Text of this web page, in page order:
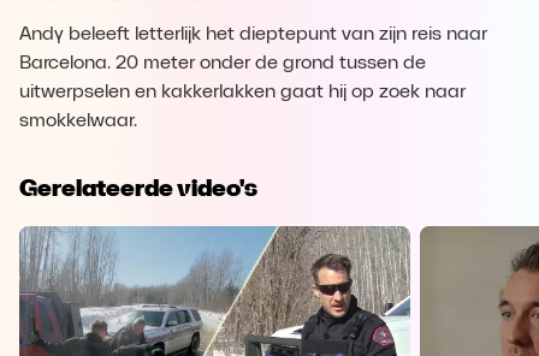
Andy beleeft letterlijk het dieptepunt van zijn reis naar
Barcelona. 20 meter onder de grond tussen de
uitwerpselen en kakkerlakken gaat hij op zoek naar
smokkelwaar.
Gerelateerde video's